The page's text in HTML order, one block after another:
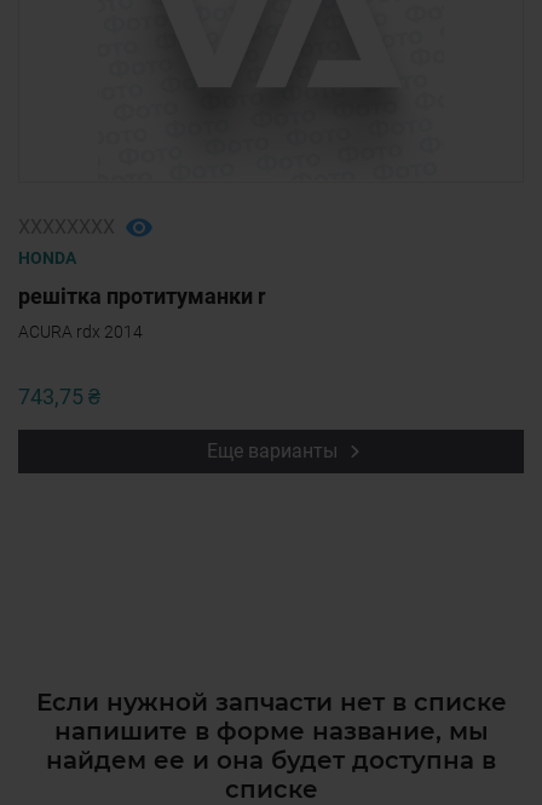
HONDA
решітка протитуманки r
ACURA rdx 2014
743,75 ₴
Еще варианты
Если нужной запчасти нет в списке
напишите в форме название, мы
найдем ее и она будет доступна в
списке